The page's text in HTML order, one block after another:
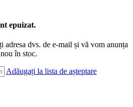
epuizat.
dvs. de e-mail și vă vom anunța
în stoc.
Adăugați la lista de așteptare